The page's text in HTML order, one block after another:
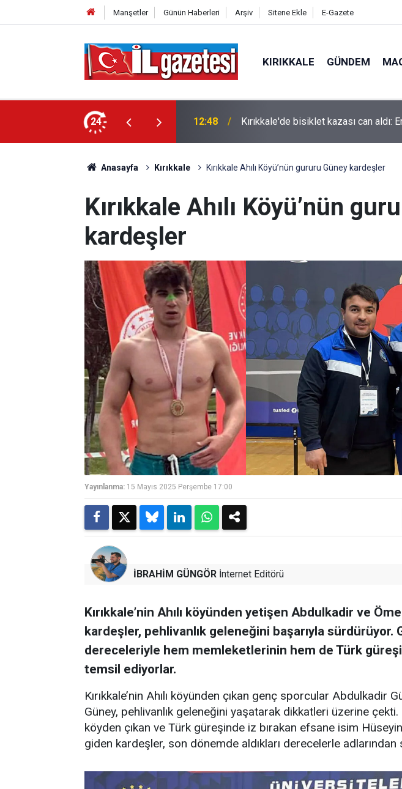
Manşetler Günün Haberleri Arşiv Sitene Ekle E-Gazete
KIRIKKALE GÜNDEM
24
En sıcak ve en serin gün belli 12:48 Kırıkkale'de bisiklet kazası can aldı:
Anasayfa Kırıkkale Kırıkkale Ahılı Köyü’nün gururu Güney kardeşler
Kırıkkale Ahılı Köyü’nün
kardeşler
Yayınlanma: 15 Mayıs 2025 Perşembe 17:00
İBRAHİM GÜNGÖR İnternet Editörü
Kırıkkale’nin Ahılı köyünden yetişen Abdulkadir ve
kardeşler, pehlivanlık geleneğini başarıyla sürdürüyor.
dereceleriyle hem memleketlerinin hem de Türk
temsil ediyorlar.
Kırıkkale’nin Ahılı köyünden çıkan genç sporcular Abdulkadir
Güney, pehlivanlık geleneğini yaşatarak dikkatleri üzerine çekti.
köyden çıkan ve Türk güreşinde iz bırakan efsane isim Hüseyin
giden kardeşler, son dönemde aldıkları derecelerle